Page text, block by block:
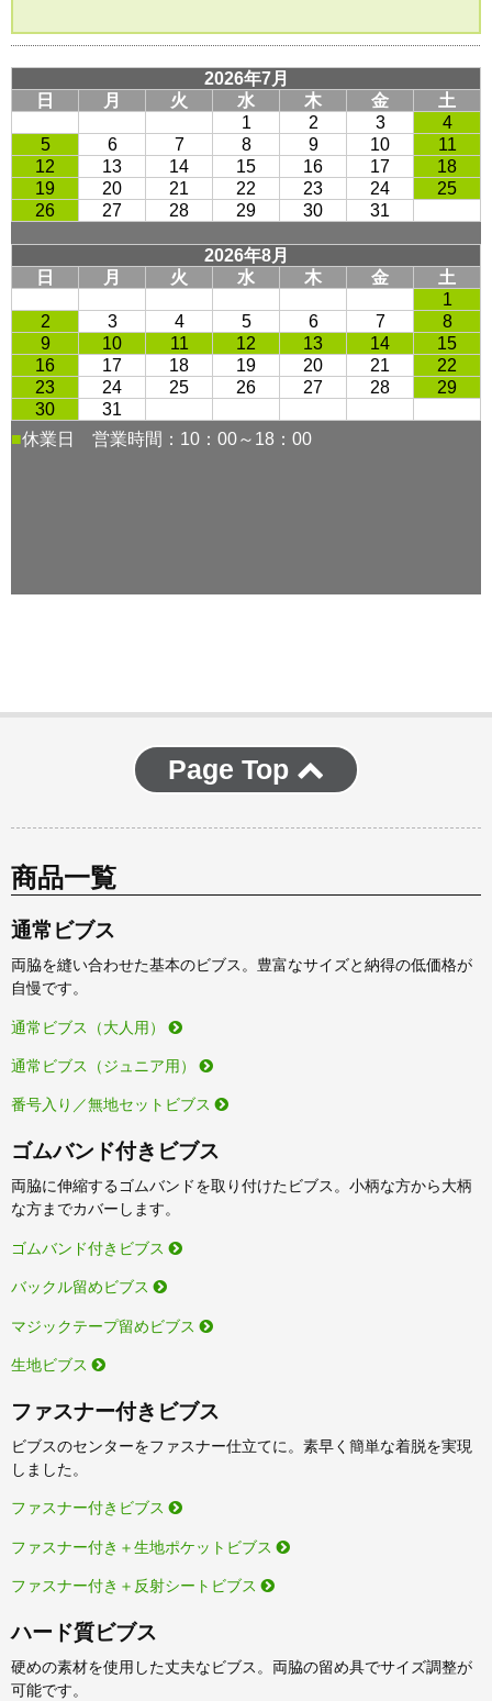
Page Top
商品一覧
通常ビブス
両脇を縫い合わせた基本のビブス。豊富なサイズと納得の低価格が
自慢です。
通常ビブス（大人用）
通常ビブス（ジュニア用）
番号入り／無地セットビブス
ゴムバンド付きビブス
両脇に伸縮するゴムバンドを取り付けたビブス。小柄な方から大柄
な方までカバーします。
ゴムバンド付きビブス
バックル留めビブス
マジックテープ留めビブス
生地ビブス
ファスナー付きビブス
ビブスのセンターをファスナー仕立てに。素早く簡単な着脱を実現
しました。
ファスナー付きビブス
ファスナー付き＋生地ポケットビブス
ファスナー付き＋反射シートビブス
ハード質ビブス
硬めの素材を使用した丈夫なビブス。両脇の留め具でサイズ調整が
可能です。